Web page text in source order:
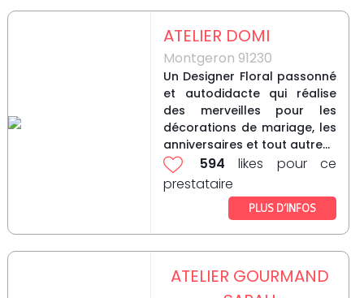
ATELIER DOMI
Montgeron 91230
Un Designer Floral passonné
et autodidacte qui réalise
des merveilles pour les
décorations de mariage, les
anniversaires et tout autre...
594 likes pour ce
prestataire
PLUS D’INFOS
ATELIER GOURMAND